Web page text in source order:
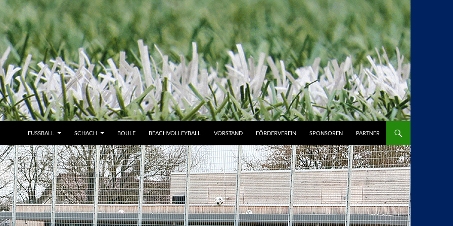
FUSSBALL SCHACH BOULE BEACHVOLLEYBALL VORSTAND FÖRDERVEREIN SPONSOREN PARTNER